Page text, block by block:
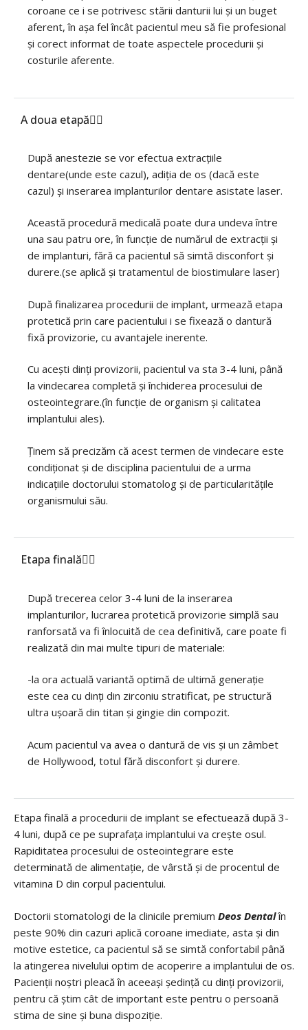
coroane ce i se potrivesc stării danturii lui și un buget
aferent, în așa fel încât pacientul meu să fie profesional
și corect informat de toate aspectele procedurii și
costurile aferente.
A doua etapă
După anestezie se vor efectua extracțiile
dentare(unde este cazul), adiția de os (dacă este
cazul) și inserarea implanturilor dentare asistate laser.
Această procedură medicală poate dura undeva între
una sau patru ore, în funcție de numărul de extracții și
de implanturi, fără ca pacientul să simtă disconfort și
durere.(se aplică și tratamentul de biostimulare laser)
După finalizarea procedurii de implant, urmează etapa
protetică prin care pacientului i se fixează o dantură
fixă provizorie, cu avantajele inerente.
Cu acești dinți provizorii, pacientul va sta 3-4 luni, până
la vindecarea completă și închiderea procesului de
osteointegrare.(în funcție de organism și calitatea
implantului ales).
Ținem să precizăm că acest termen de vindecare este
condiționat și de disciplina pacientului de a urma
indicațiile doctorului stomatolog și de particularitățile
organismului său.
Etapa finală
După trecerea celor 3-4 luni de la inserarea
implanturilor, lucrarea protetică provizorie simplă sau
ranforsată va fi înlocuită de cea definitivă, care poate fi
realizată din mai multe tipuri de materiale:
-la ora actuală variantă optimă de ultimă generație
este cea cu dinți din zirconiu stratificat, pe structură
ultra ușoară din titan și gingie din compozit.
Acum pacientul va avea o dantură de vis și un zâmbet
de Hollywood, totul fără disconfort și durere.
Etapa finală a procedurii de implant se efectuează după 3-
4 luni, după ce pe suprafața implantului va crește osul.
Rapiditatea procesului de osteointegrare este
determinată de alimentație, de vârstă și de procentul de
vitamina D din corpul pacientului.
Doctorii stomatologi de la clinicile premium Deos Dentalîn
peste 90% din cazuri aplică coroane imediate, asta și din
motive estetice, ca pacientul să se simtă confortabil până
la atingerea nivelului optim de acoperire a implantului de os.
Pacienții noștri pleacă în aceeași ședință cu dinți provizorii,
pentru că știm cât de important este pentru o persoană
stima de sine și buna dispoziție.